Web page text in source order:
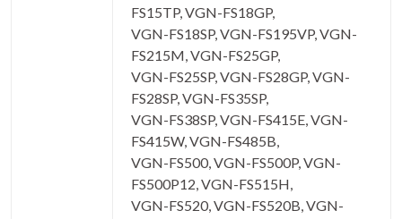
FS15TP, VGN-FS18GP,
VGN-FS18SP, VGN-FS195VP, VGN-
FS215M, VGN-FS25GP,
VGN-FS25SP, VGN-FS28GP, VGN-
FS28SP, VGN-FS35SP,
VGN-FS38SP, VGN-FS415E, VGN-
FS415W, VGN-FS485B,
VGN-FS500, VGN-FS500P, VGN-
FS500P12, VGN-FS515H,
VGN-FS520, VGN-FS520B, VGN-